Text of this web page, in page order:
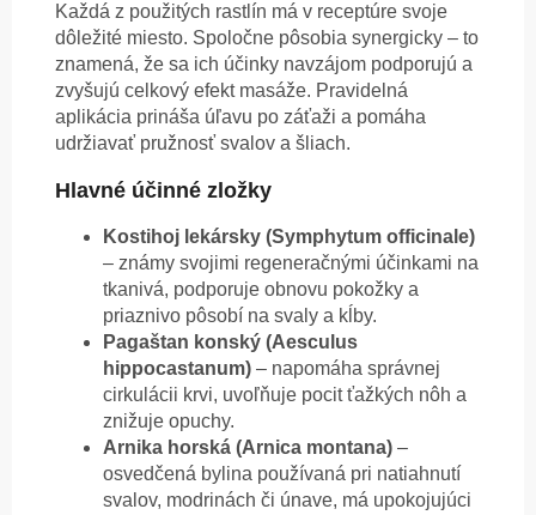
Každá z použitých rastlín má v receptúre svoje
dôležité miesto. Spoločne pôsobia synergicky – to
znamená, že sa ich účinky navzájom podporujú a
zvyšujú celkový efekt masáže. Pravidelná
aplikácia prináša úľavu po záťaži a pomáha
udržiavať pružnosť svalov a šliach.
Hlavné účinné zložky
Kostihoj lekársky (Symphytum officinale)
– známy svojimi regeneračnými účinkami na
tkanivá, podporuje obnovu pokožky a
priaznivo pôsobí na svaly a kĺby.
Pagaštan konský (Aesculus
hippocastanum) – napomáha správnej
cirkulácii krvi, uvoľňuje pocit ťažkých nôh a
znižuje opuchy.
Arnika horská (Arnica montana) –
osvedčená bylina používaná pri natiahnutí
svalov, modrinách či únave, má upokojujúci